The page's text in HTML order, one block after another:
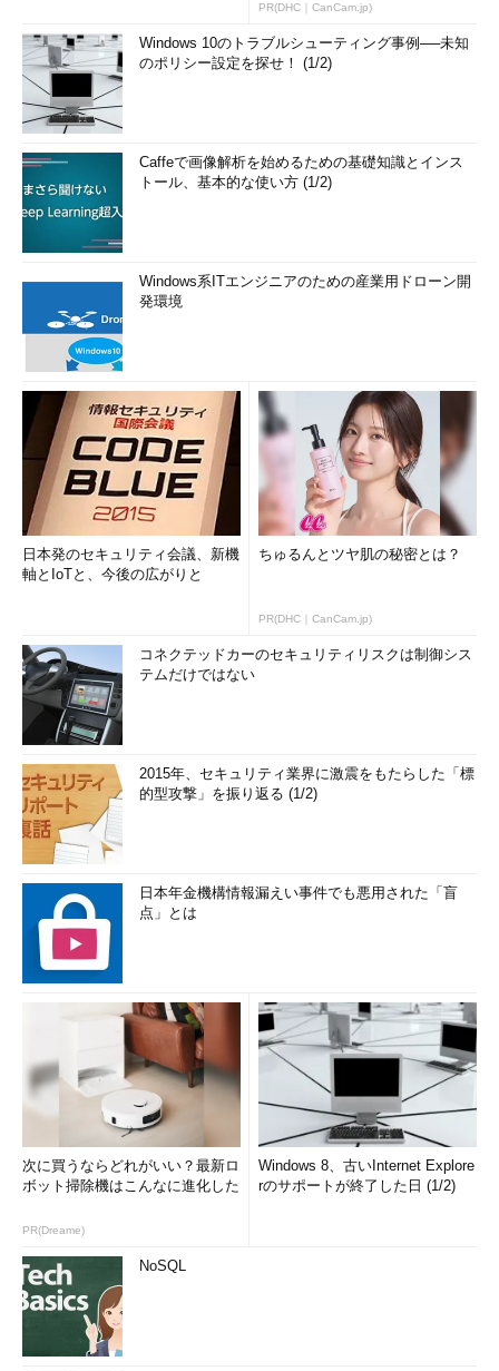
PR(DHC｜CanCam.jp)
Windows 10のトラブルシューティング事例──未知
のポリシー設定を探せ！ (1/2)
Caffeで画像解析を始めるための基礎知識とインス
トール、基本的な使い方 (1/2)
Windows系ITエンジニアのための産業用ドローン開
発環境
日本発のセキュリティ会議、新機
軸とIoTと、今後の広がりと
ちゅるんとツヤ肌の秘密とは？
PR(DHC｜CanCam.jp)
コネクテッドカーのセキュリティリスクは制御シス
テムだけではない
2015年、セキュリティ業界に激震をもたらした「標
的型攻撃」を振り返る (1/2)
日本年金機構情報漏えい事件でも悪用された「盲
点」とは
次に買うならどれがいい？最新ロ
ボット掃除機はこんなに進化した
PR(Dreame)
Windows 8、古いInternet Explore
rのサポートが終了した日 (1/2)
NoSQL